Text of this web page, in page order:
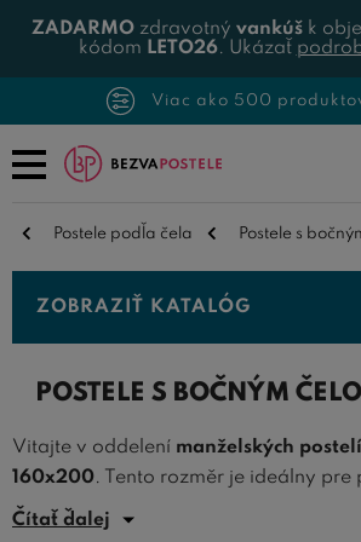
ZADARMOzdravotný vankúšk
kódom LETO26. Ukázať
Viac ako 500
Postele podľa čela Postele s
ZOBRAZIŤ KATALÓG
POSTELE S BOČNÝM
Vitajte v oddelení manželských
160x200. Tento rozměr je ideálny pre
pohodlnú a priestranú posteľ pre
Čítať ďalej